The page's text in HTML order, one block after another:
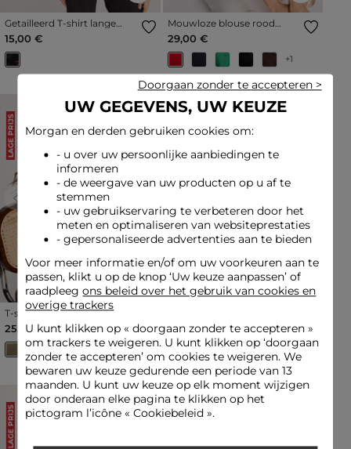
Getailleerd T-shirt lange
mouwen meerkleurig
vrouw
15,00 €
Mouwloze blouse rood
vrouw
29,00 €
+1
LAGE PRIJS
Previous Next
T-shirt met korte mouwen
brons vrouw
25,00 €
LAGE PRIJS
Previous
helder wit vrouw
19,00 €
LAGE PRIJS LAGE PRIJS
UW GEGEVENS, UW KEUZE
Morgan en derden gebruiken cookies om:
- u over uw persoonlijke aanbiedingen te
informeren
- de weergave van uw producten op u af te
stemmen
- uw gebruikservaring te verbeteren door het
meten en optimaliseren van websiteprestaties
- gepersonaliseerde advertenties aan te bieden
Voor meer informatie en/of om uw voorkeuren aan te
passen, klikt u op de knop ‘Uw keuze aanpassen’ of
raadpleegons beleid over het gebruik van cookies en
overige trackers
U kunt klikken op « doorgaan zonder te accepteren»
om trackers te weigeren. U kunt klikken op ‘doorgaan
zonder te accepteren’ om cookies te weigeren. We
bewaren uw keuze gedurende een periode van 13
maanden. U kunt uw keuze op elk moment wijzigen
door onderaan elke pagina te klikken op het
pictogram l’icône « Cookiebeleid ».
Doorgaan zonder te accepteren >